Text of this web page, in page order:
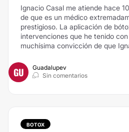
Ignacio Casal me atiende hace
de que es un médico
prestigioso. La aplicación de
intervenciones que he tenido
muchísima convicción de que
GU
Guadalupev
Sin comentarios
BOTOX